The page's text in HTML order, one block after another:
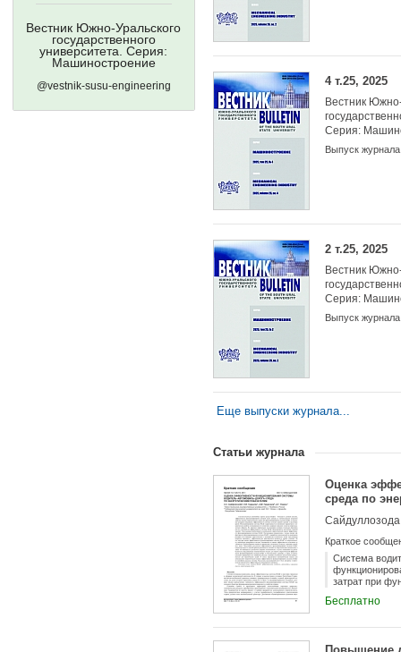
Вестник Южно-Уральского
государственного
университета. Серия:
Машиностроение
@vestnik-susu-engineering 4 т.25, 2025
Вестник
Серия:
Выпуск журнала
2 т.25, 2025
Вестник
Серия:
Выпуск журнала
Еще выпуски журнала...
Статьи журнала
Оценка
среда по
Краткое
Система
затрат при
параметров и
сочетаний на
Бесплатно